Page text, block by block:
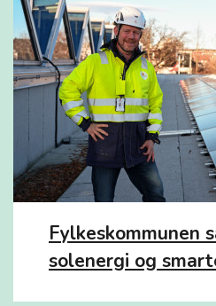
Fylkeskommunen
solenergi og